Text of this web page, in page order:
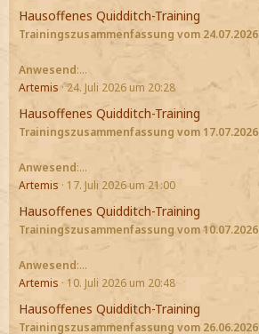
Hausoffenes Quidditch-Training
Trainingszusammenfassung vom 24.07.2026
Anwesend:…
Artemis 24. Juli 2026 um 20:28
Hausoffenes Quidditch-Training
Trainingszusammenfassung vom 17.07.2026
Anwesend:…
Artemis
17. Juli 2026 um 21:00
Hausoffenes Quidditch-Training
Trainingszusammenfassung vom 10.07.2026
Anwesend:…
Artemis
10. Juli 2026 um 20:48
Hausoffenes Quidditch-Training
Trainingszusammenfassung vom 26.06.2026